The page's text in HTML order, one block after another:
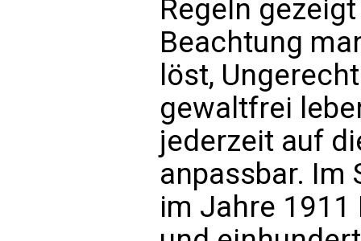
Regeln
Beachtung
löst,
gewaltfrei
jederzeit auf
anpassbar. Im
im Jahre